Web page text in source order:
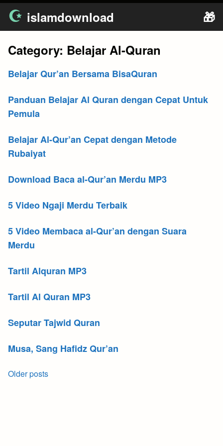
Skip
content
islamdownload
🎁
Category: Belajar Al-Quran
Belajar Qur’an Bersama BisaQuran
Panduan Belajar Al Quran dengan Cepat Untuk
Pemula
Belajar Al-Qur’an Cepat dengan Metode
Rubaiyat
Download Baca al-Qur’an Merdu MP3
5 Video Ngaji Merdu Terbaik
5 Video Membaca al-Qur’an dengan Suara
Merdu
Tartil Alquran MP3
Tartil Al Quran MP3
Seputar Tajwid Quran
Musa, Sang Hafidz Qur’an
Posts
Older posts